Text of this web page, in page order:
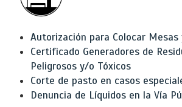
Autorización para Colocar Mesas
Certificado Generadores de
Peligrosos y/o Tóxicos
Corte de pasto en casos
Denuncia de Líquidos en la Vía